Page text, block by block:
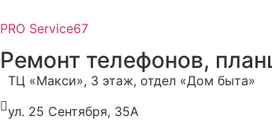
PRO Service67
Ремонт телефонов,
ТЦ «Макси», 3 этаж, отдел «Дом быта»
ул. 25 Сентября, 35А